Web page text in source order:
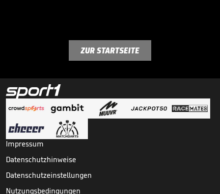
ZUR STARTSEITE
Impressum
Datenschutzhinweise
Datenschutzeinstellungen
Nutzungsbedingungen